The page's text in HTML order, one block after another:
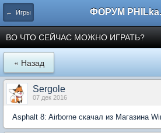
← Игры
ВО ЧТО СЕЙЧАС МОЖНО ИГРАТЬ?
« Назад
Sergole
07 дек 2016
Asphalt 8: Airborne скачал из Магазина